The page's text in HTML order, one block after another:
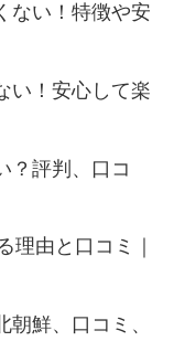
ない！特徴や安
い！安心して楽
？評判、口コ
理由と口コミ｜
鮮、口コミ、